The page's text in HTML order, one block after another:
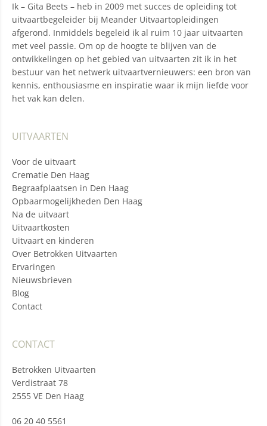
Ik – Gita Beets – heb in 2009 met succes de opleiding tot
uitvaartbegeleider bij Meander Uitvaartopleidingen
afgerond. Inmiddels begeleid ik al ruim 10 jaar uitvaarten
met veel passie. Om op de hoogte te blijven van de
ontwikkelingen op het gebied van uitvaarten zit ik in het
bestuur van het netwerk uitvaartvernieuwers: een bron van
kennis, enthousiasme en inspiratie waar ik mijn liefde voor
het vak kan delen.
UITVAARTEN
Voor de uitvaart
Crematie Den Haag
Begraafplaatsen in Den Haag
Opbaarmogelijkheden Den Haag
Na de uitvaart
Uitvaartkosten
Uitvaart en kinderen
Over Betrokken Uitvaarten
Ervaringen
Nieuwsbrieven
Blog
Contact
CONTACT
Betrokken Uitvaarten
Verdistraat 78
2555 VE Den Haag
06 20 40 5561